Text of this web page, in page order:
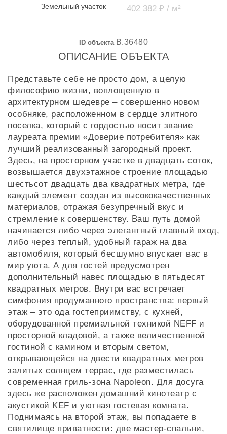
Земельный участок 402 382 ₽ / м²
ID объекта B.36480
ОПИСАНИЕ ОБЪЕКТА
Представьте себе не просто дом, а целую
философию жизни, воплощенную в
архитектурном шедевре – совершенно новом
особняке, расположенном в сердце элитного
поселка, который с гордостью носит звание
лауреата премии «Доверие потребителя» как
лучший реализованный загородный проект.
Здесь, на просторном участке в двадцать соток,
возвышается двухэтажное строение площадью
шестьсот двадцать два квадратных метра, где
каждый элемент создан из высококачественных
материалов, отражая безупречный вкус и
стремление к совершенству. Ваш путь домой
начинается либо через элегантный главный вход,
либо через теплый, удобный гараж на два
автомобиля, который бесшумно впускает вас в
мир уюта. А для гостей предусмотрен
дополнительный навес площадью в пятьдесят
квадратных метров. Внутри вас встречает
симфония продуманного пространства: первый
этаж – это ода гостеприимству, с кухней,
оборудованной премиальной техникой NEFF и
просторной кладовой, а также величественной
гостиной с камином и вторым светом,
открывающейся на двести квадратных метров
залитых солнцем террас, где разместилась
современная гриль-зона Napoleon. Для досуга
здесь же расположен домашний кинотеатр с
акустикой KEF и уютная гостевая комната.
Поднимаясь на второй этаж, вы попадаете в
святилище приватности: две мастер-спальни,